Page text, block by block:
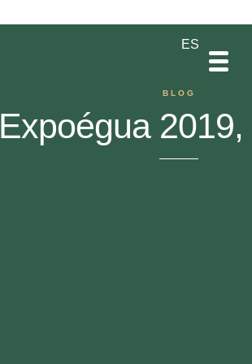
ES
PT
EN
DE
BLOG
Expoégua